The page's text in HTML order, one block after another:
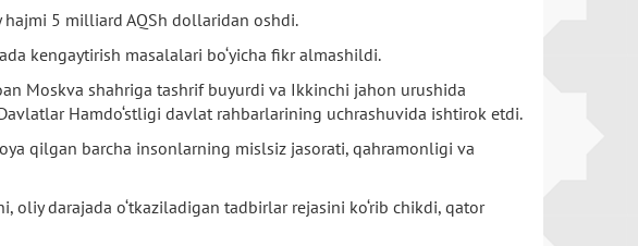
hajmi 5 milliard AQSh dollaridan oshdi.
kengaytirish masalalari bo‘yicha fikr almashildi.
Moskva shahriga tashrif buyurdi va Ikkinchi jahon urushida
Hamdo‘stligi davlat rahbarlarining uchrashuvida ishtirok etdi.
qilgan barcha insonlarning mislsiz jasorati, qahramonligi va
darajada o‘tkaziladigan tadbirlar rejasini ko‘rib chikdi, qator